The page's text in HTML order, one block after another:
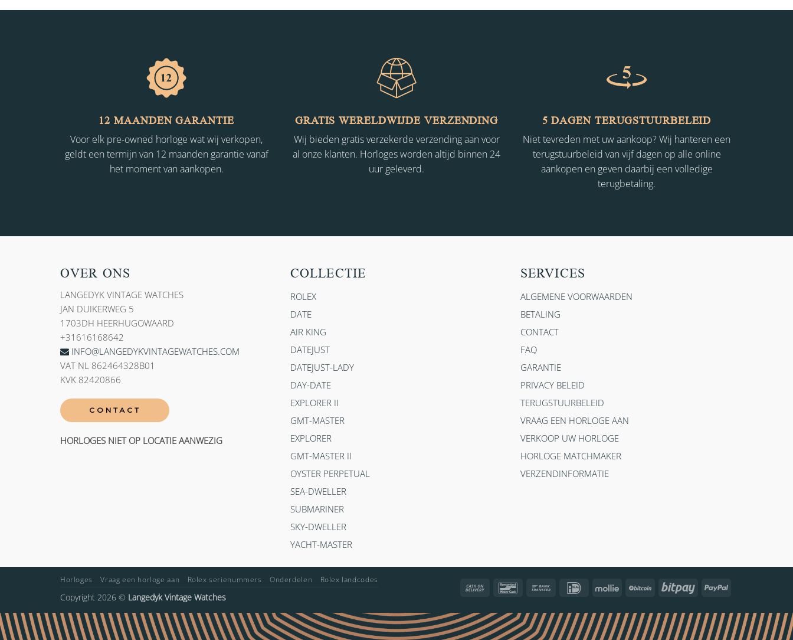
12 MAANDEN GARANTIE
Voor elk pre-owned horloge wat wij verkopen,
geldt een termijn van 12 maanden garantie vanaf
het moment van aankopen.
GRATIS WERELDWIJDE VERZENDING
Wij bieden gratis verzekerde verzending aan voor
al onze klanten. Horloges worden altijd binnen 24
uur geleverd.
5 DAGEN TERUGSTUURBELEID
Niet tevreden met uw aankoop? Wij hanteren een
terugstuurbeleid van vijf dagen op alle online
aankopen en geven daarbij een volledige
terugbetaling.
OVER ONS
LANGEDYK VINTAGE WATCHES
JAN DUIKERWEG 5
1703DH HEERHUGOWAARD
+31616168642
INFO@LANGEDYKVINTAGEWATCHES.COM
VAT NL 862464328B01
KVK 82420866
CONTACT
HORLOGES NIET OP LOCATIE AANWEZIG
COLLECTIE
ROLEX
DATE
AIR KING
DATEJUST
DATEJUST-LADY
DAY-DATE
EXPLORER II
GMT-MASTER
EXPLORER
GMT-MASTER II
OYSTER PERPETUAL
SEA-DWELLER
SUBMARINER
SKY-DWELLER
YACHT-MASTER
SERVICES
ALGEMENE VOORWAARDEN
BETALING
CONTACT
FAQ
GARANTIE
PRIVACY BELEID
TERUGSTUURBELEID
VRAAG EEN HORLOGE AAN
VERKOOP UW HORLOGE
HORLOGE MATCHMAKER
VERZENDINFORMATIE
Cash
Delivery
Bancontact Bank
IDeal Mollie BitCoin Bitpay PayPal
Horloges Vraag een horloge aan Rolex serienummers Onderdelen Rolex landcodes
Copyright 2026 © Langedyk Vintage Watches